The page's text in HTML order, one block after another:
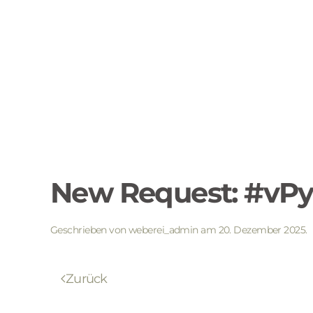
New Request:
Geschrieben vonweberei_admin am 20. Dezember 2025.
Zurück